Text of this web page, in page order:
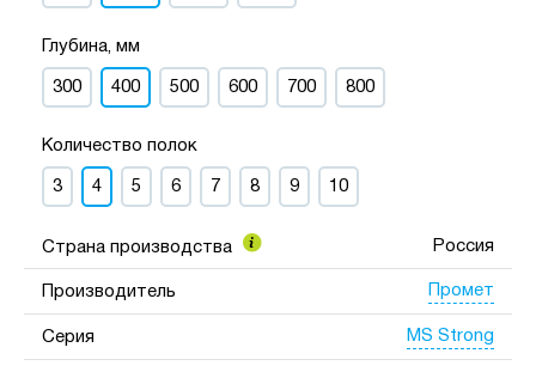
Глубина, мм
300 400 500 600 700 800
Количество полок
3 4 5 6 7 8 9 10
Страна производства Россия
Производитель Промет
Серия MS Strong